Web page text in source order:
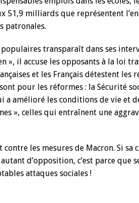
51,9 milliards que représentent
patronales.
transparaît dans ses
», il accuse les opposants à la loi
et les Français détestent les
pour les réformes : la Sécurité
amélioré les conditions de vie et
», celles qui entraînent une
contre les mesures de Macron. Si sa
d’opposition, c’est parce que
attaques sociales !